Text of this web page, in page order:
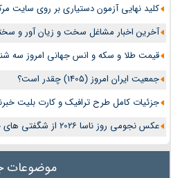
کلید نهایی آزمون دستیاری بر روی
آخرین اخبار مشاغل سخت و زیان آور و
قیمت طلا و سکه و انس جهانی امروز سه شنبه ۱۳ مرداد
جمعیت ایران امروز (1405) چقدر است؟
جزئیات کامل طرح ترافیک و کارت بلیت
عکس نجومی روز ناسا 2026 از شگفتی های جهان
موضوعات